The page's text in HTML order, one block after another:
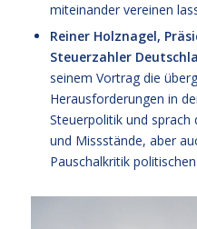
miteinander vereinen
Reiner Holznagel,
Steuerzahler
seinem Vortrag die
Herausforderungen in
Steuerpolitik und sprach
und Missstände, aber
Pauschalkritik